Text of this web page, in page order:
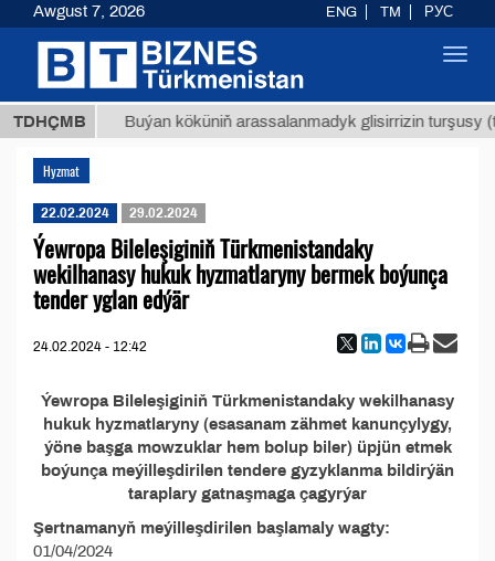
TDHÇMB
ТМТ Buýan köküniň arassalanmadyk glisirrizin turşusy
Hyzmat
22.02.2024 29.02.2024
Ýewropa Bileleşiginiň Türkmenistandaky
wekilhanasy hukuk hyzmatlaryny bermek boýunça
tender yglan edýär
24.02.2024 - 12:42
Ýewropa Bileleşiginiň Türkmenistandaky wekilhanasy
hukuk hyzmatlaryny (esasanam zähmet kanunçylygy,
ýöne başga mowzuklar hem bolup biler) üpjün etmek
boýunça meýilleşdirilen tendere gyzyklanma bildirýän
taraplary gatnaşmaga çagyrýar
Şertnamanyň meýilleşdirilen başlamaly wagty:
01/04/2024
Awgust 7, 2026 ENG TM РУС